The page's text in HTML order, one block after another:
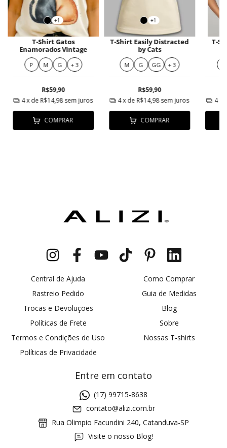
+1
T-Shirt Gatos
Enamorados Vintage
P M G + 3
R$59,90
4x de R$14,98 sem juros
COMPRAR
+1
T-Shirt Easily Distracted
by Cats
M G GG + 3
R$59,90
4x de R$14,98sem juros
COMPRAR
T-
4
Central de Ajuda
Rastreio Pedido
Trocas e Devoluções
Políticas de Frete
Termos e Condições de Uso
Políticas de Privacidade
Como Comprar
Guia de Medidas
Blog
Sobre
Nossas T-shirts
Entre em contato
(17) 99715-8638
contato@alizi.com.br
Rua Olimpio Facundini 240, Catanduva-SP
Visite o nosso Blog!